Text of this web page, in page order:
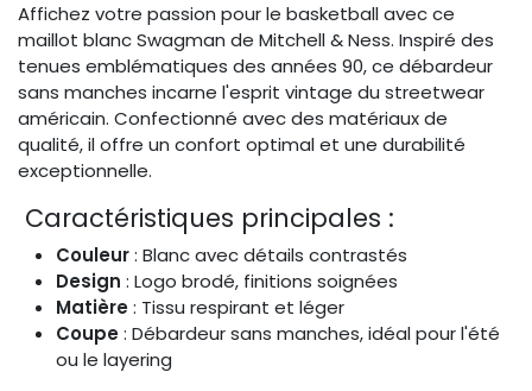
Affichez votre passion pour le basketball avec ce
maillot blanc Swagman de Mitchell & Ness. Inspiré des
tenues emblématiques des années 90, ce débardeur
sans manches incarne l'esprit vintage du streetwear
américain. Confectionné avec des matériaux de
qualité, il offre un confort optimal et une durabilité
exceptionnelle.​
Caractéristiques principales :
Couleur: Blanc avec détails contrastés
Design : Logo brodé, finitions soignées
Matière: Tissu respirant et léger
Coupe: Débardeur sans manches, idéal pour l'été
ou le layering